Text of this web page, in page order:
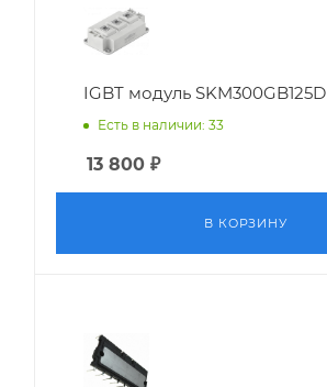
IGBT модуль SKM300GB125D
Есть в наличии: 33
13 800 ₽
В КОРЗИНУ